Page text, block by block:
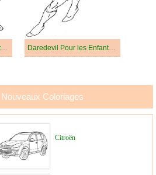
Daredevil Pour les Enfants de 5 Ans Daredevil Pour les Enfants de 6 Ans
Nouveaux Coloriages
Citroën